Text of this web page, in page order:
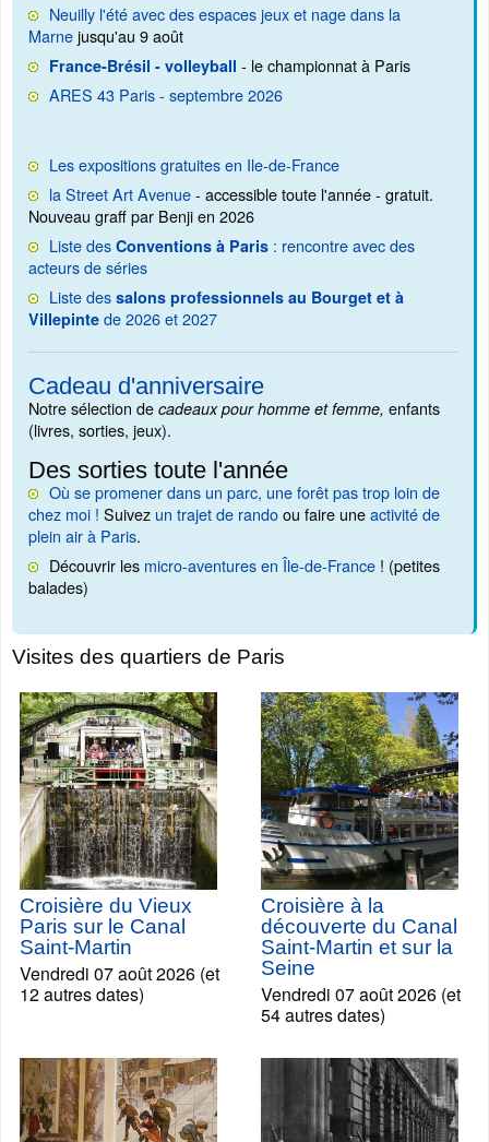
Neuilly l'été avec des espaces jeux et nage dans la
Marnejusqu'au 9 août
France-Brésil - volleyball - le championnat à Paris
ARES 43 Paris - septembre 2026
Les expositions gratuites en Ile-de-France
la Street Art Avenue- accessible toute l'année - gratuit.
Nouveau graff par Benji en 2026
Liste des Conventions à Paris : rencontre avec des
acteurs de séries
Liste des salons professionnels au Bourget et à
Villepinte de 2026 et 2027
Cadeau d'anniversaire
Notre sélection de cadeaux pour homme et femme, enfants
(livres, sorties, jeux).
Des sorties toute l'année
Où se promener dans un parc, une forêt pas trop loin de
chez moi ! Suivez un trajet de randoou faire uneactivité de
plein air à Paris.
Découvrir les micro-aventures en Île-de-France ! (petites
balades)
Visites des quartiers de Paris
Croisière du Vieux
Paris sur le Canal
Saint-Martin
Vendredi 07 août 2026 (et
12 autres dates)
Croisière à la
découverte du Canal
Saint-Martin et sur la
Seine
Vendredi 07 août 2026 (et
54 autres dates)